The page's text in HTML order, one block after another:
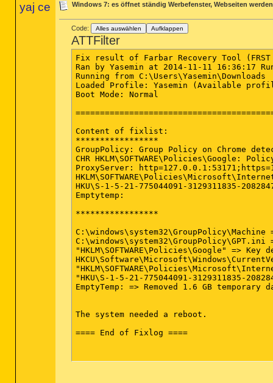
yaj ce Windows 7: es öffnet ständig Werbefenster, Webseiten
Code: Alles auswählen Aufklappen
ATTFilter
Fix result of Farbar Recovery Tool
Ran by Yasemin at 2014-11-11 16:36:17
Running from C:\Users\Yasemin\Downloads
Loaded Profile: Yasemin (Available
Boot Mode: Normal
Content of fixlist:
*****************
GroupPolicy: Group Policy on Chrome
CHR HKLM\SOFTWARE\Policies\Google:
ProxyServer:
HKU\S-1-5-21-775044091-3129311835-
Emptytemp:
*****************
"HKLM\SOFTWARE\Policies\Google" =>
"HKU\S-1-5-21-775044091-3129311835-
EmptyTemp: => Removed 1.6 GB temporary
The system needed a reboot.
==== End of Fixlog ====